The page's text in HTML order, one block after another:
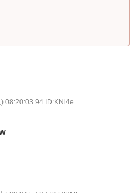
08:20:03.94 ID:KNl4e